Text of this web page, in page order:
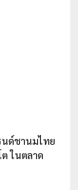
นด์ชานมไทย
ในตลาด